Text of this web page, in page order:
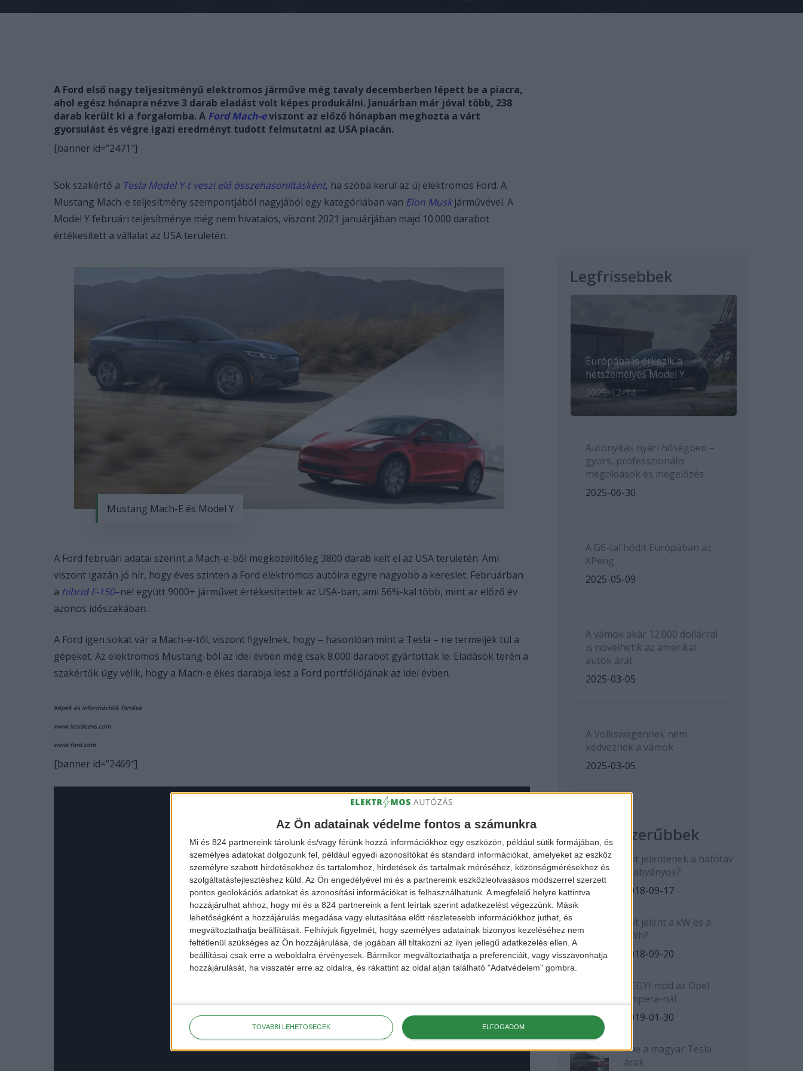
Az Ön adatainak védelme fontos a számunkra
Mi és 824 partnereink tárolunk és/vagy férünk hozzá információkhoz egy eszközön, például sütik formájában, és
személyes adatokat dolgozunk fel, például egyedi azonosítókat és standard információkat, amelyeket az eszköz
személyre szabott hirdetésekhez és tartalomhoz, hirdetések és tartalmak méréséhez, közönségmérésekhez és
szolgáltatásfejlesztéshez küld. Az Ön engedélyével mi és a partnereink eszközleolvasásos módszerrel szerzett
pontos geolokációs adatokat és azonosítási információkat is felhasználhatunk. A megfelelő helyre kattintva
hozzájárulhat ahhoz, hogy mi és a 824 partnereink a fent leírtak szerint adatkezelést végezzünk. Másik
lehetőségként a hozzájárulás megadása vagy elutasítása előtt részletesebb információkhoz juthat, és
megváltoztathatja beállításait. Felhívjuk figyelmét, hogy személyes adatainak bizonyos kezeléséhez nem
feltétlenül szükséges az Ön hozzájárulása, de jogában áll tiltakozni az ilyen jellegű adatkezelés ellen. A
beállításai csak erre a weboldalra érvényesek. Bármikor megváltoztathatja a preferenciáit, vagy visszavonhatja
hozzájárulását, ha visszatér erre az oldalra, és rákattint az oldal alján található "Adatvédelem" gombra.
TOVÁBBI LEHETŐSÉGEK ELFOGADOM
A Ford első nagy teljesítményű elektromos járműve még tavaly decemberben lépett be a piacra,
ahol egész hónapra nézve 3 darab eladást volt képes produkálni. Januárban már jóval több, 238
darab került ki a forgalomba. A Ford Mach-eviszont az előző hónapban meghozta a várt
gyorsulást és végre igazi eredményt tudott felmutatni az USA piacán.
[banner id=”2471″]
Sok szakértő a Tesla Model Y-t veszi elő összehasonlításként, ha szóba kerül az új elektromos Ford. A
Mustang Mach-e teljesítmény szempontjából nagyjából egy kategóriában van Elon Muskjárművével. A
Model Y februári teljesítménye még nem hivatalos, viszont 2021 januárjában majd 10.000 darabot
értékesített a vállalat az USA területén.
Mustang Mach-E és Model Y
A Ford februári adatai szerint a Mach-e-ből megközelítőleg 3800 darab kelt el az USA területén. Ami
viszont igazán jó hír, hogy éves szinten a Ford elektromos autóira egyre nagyobb a kereslet. Februárban
a hibrid F-150–nel együtt 9000+ járművet értékesítettek az USA-ban, ami 56%-kal több, mint az előző év
azonos időszakában.
A Ford igen sokat vár a Mach-e-től, viszont figyelnek, hogy – hasonlóan mint a Tesla – ne termeljék túl a
gépeket. Az elektromos Mustang-ból az idei évben még csak 8.000 darabot gyártottak le. Eladások terén a
szakértők úgy vélik, hogy a Mach-e ékes darabja lesz a Ford portfóliójának az idei évben.
Képek és információik forrása
www.insideevs.com
www.ford.com
[banner id=”2469″]
Legfrissebbek
Európába is érkezik a
hétszemélyes Model Y
2025-12-14
Autónyitás nyári hőségben –
gyors, professzionális
megoldások és megelőzés
2025-06-30
A G6-tal hódít Európában az
XPeng
2025-05-09
A vámok akár 12.000 dollárral
is növelhetik az amerikai
autók árát
2025-03-05
A Volkswagennek nem
kedveznek a vámok
2025-03-05
Legnépszerűbbek
Mit jelentenek a hatótáv
szabványok?
2018-09-17
Mit jelent a kW és a
kWh?
2018-09-20
HEGYI mód az Opel
Ampera-nál
2019-01-30
Íme a magyar Tesla
árak